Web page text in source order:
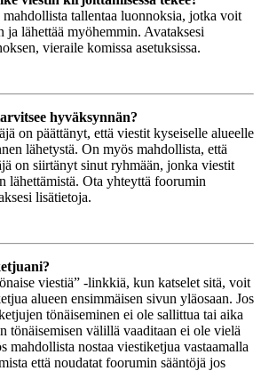
tallentaa luonnoksia, jotka voit
ja lähettää myöhemmin. Avataksesi
vieraile komissa asetuksissa.
hyväksynnän?
on päättänyt, että viestit kyseiselle alueelle
lähetystä. On myös mahdollista, että
on siirtänyt sinut ryhmään, jonka viestit
lähettämistä. Ota yhteyttä foorumin
lisätietoja.
viestiä” -linkkiä, kun katselet sitä, voit
alueen ensimmäisen sivun yläosaan. Jos
tönäiseminen ei ole sallittua tai aika
tönäisemisen välillä vaaditaan ei ole vielä
mahdollista nostaa viestiketjua vastaamalla
että noudatat foorumin sääntöjä jos